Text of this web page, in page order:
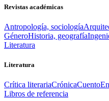
Revistas académicas
Antropología, sociología
GéneroHistoria, geografía
Literatura
Literatura
Crítica literariaCrónicaCuento
Libros de referencia